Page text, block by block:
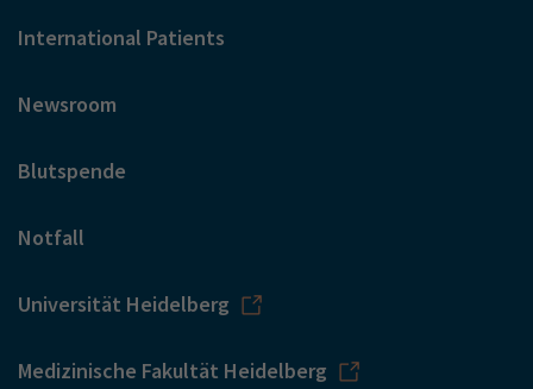
International Patients
Newsroom
Blutspende
Notfall
Universität Heidelberg
Medizinische Fakultät Heidelberg